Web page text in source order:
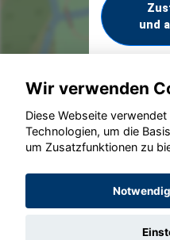
und
©
Wir verwenden
Diese Webseite
Technologien, um die
um Zusatzfunktionen zu